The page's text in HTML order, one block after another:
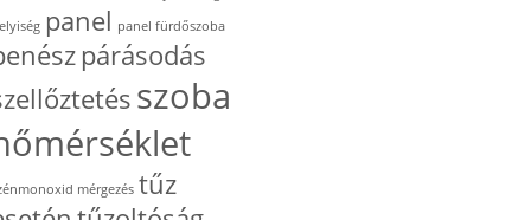
panel panel fürdőszoba
párásodás
szoba
mérgezés tűz